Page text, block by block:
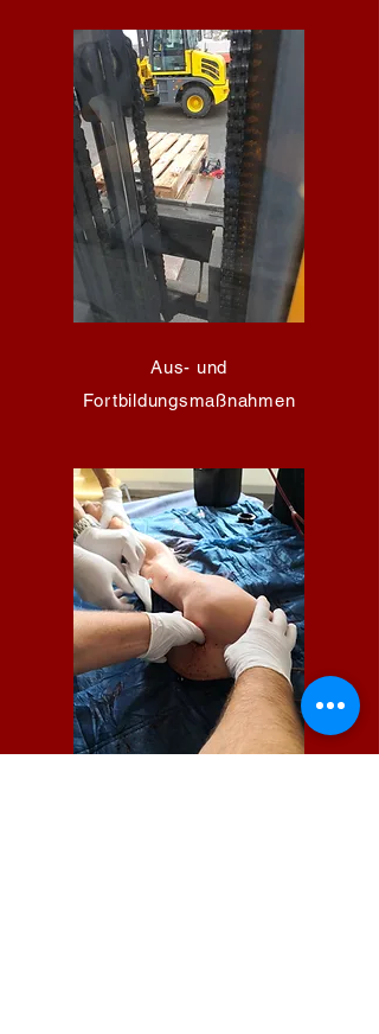
Aus- und
Fortbildungsmaßnahmen